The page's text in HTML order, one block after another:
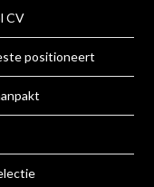
CV
positioneert